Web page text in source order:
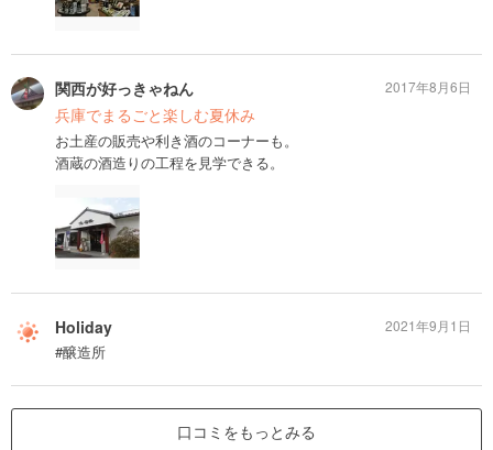
関西が好っきゃねん
兵庫でまるごと楽しむ夏休み
お土産の販売や利き酒のコーナーも。
酒蔵の酒造りの工程を見学できる。
2017年8月6日
Holiday
#醸造所
2021年9月1日
口コミをもっとみる